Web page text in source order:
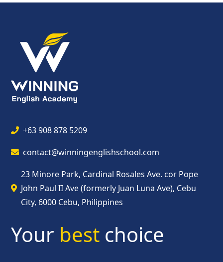
+63 908 878 5209
contact@winningenglishschool.com
23 Minore Park, Cardinal Rosales Ave. cor Pope
John Paul II Ave (formerly Juan Luna Ave), Cebu
City, 6000 Cebu, Philippines
Your best choice